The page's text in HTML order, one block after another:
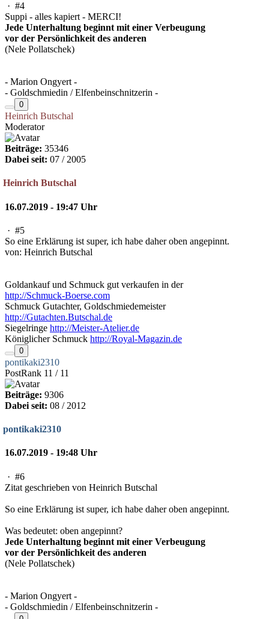
· #4
Suppi - alles kapiert - MERCI!
Jede Unterhaltung beginnt mit einer Verbeugung
vor der Persönlichkeit des anderen
(Nele Pollatschek)
- Marion Ongyert -
- Goldschmiedin / Elfenbeinschnitzerin -
0
Heinrich Butschal
Moderator
Beiträge: 35346
Dabei seit: 07 / 2005
Heinrich Butschal
16.07.2019 - 19:47 Uhr
· #5
So eine Erklärung ist super, ich habe daher oben angepinnt.
von: Heinrich Butschal
Goldankauf und Schmuck gut verkaufen in der
http://Schmuck-Boerse.com
Schmuck Gutachter, Goldschmiedemeister
http://Gutachten.Butschal.de
Siegelringe http://Meister-Atelier.de
Königlicher Schmuck http://Royal-Magazin.de
0
pontikaki2310
PostRank 11 / 11
Beiträge: 9306
Dabei seit: 08 / 2012
pontikaki2310
16.07.2019 - 19:48 Uhr
· #6
Zitat geschrieben von Heinrich Butschal
So eine Erklärung ist super, ich habe daher oben angepinnt.
Was bedeutet: oben angepinnt?
Jede Unterhaltung beginnt mit einer Verbeugung
vor der Persönlichkeit des anderen
(Nele Pollatschek)
- Marion Ongyert -
- Goldschmiedin / Elfenbeinschnitzerin -